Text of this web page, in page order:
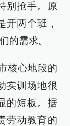
别抢手。原
开两个班，
的需求。
核心地段的
实训场地很
的短板。据
劳动教育的